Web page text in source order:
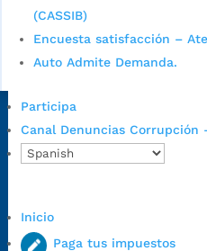
(CASSIB)
Encuesta satisfacción –
Auto Admite Demanda.
Participa
Canal Denuncias Corrupción
Inicio
Paga tus impuestos
Dirección Fase I:Calle 35 # 10-43,
Colombia.
Código Postal:
Horario de Atención:Lunes a